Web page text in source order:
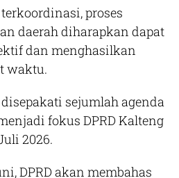
proses
daerah diharapkan dapat
dan menghasilkan
waktu.
sejumlah agenda
fokus DPRD Kalteng
2026.
DPRD akan membahas